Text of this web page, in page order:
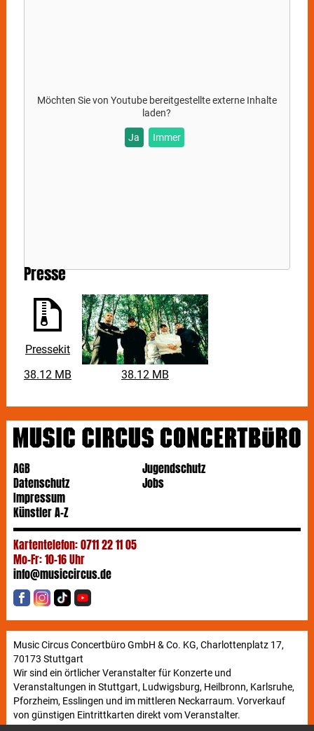
Möchten Sie von Youtubebereitgestellte externe Inhalte
laden?
Ja Immer
Presse
Pressekit
38.12 MB
38.12 MB
AGB
Datenschutz
Impressum
Jugendschutz
Jobs
Künstler A-Z
Kartentelefon: 0711 22 11 05
Mo-Fr: 10-16 Uhr
info@musiccircus.de
Music Circus Concertbüro GmbH & Co. KG, Charlottenplatz 17,
70173 Stuttgart
Wir sind ein örtlicher Veranstalter für Konzerte und
Veranstaltungen in Stuttgart, Ludwigsburg, Heilbronn, Karlsruhe,
Pforzheim, Esslingen und im mittleren Neckarraum. Vorverkauf
von günstigen Eintrittkarten direkt vom Veranstalter.